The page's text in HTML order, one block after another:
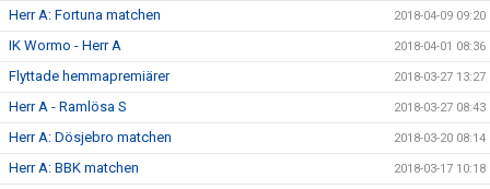
Herr A: Fortuna matchen 2018-04-09 09:20
IK Wormo - Herr A 2018-04-01 08:36
Flyttade hemmapremiärer 2018-03-27 13:27
Herr A - Ramlösa S 2018-03-27 08:43
Herr A: Dösjebro matchen 2018-03-20 08:14
Herr A: BBK matchen 2018-03-17 10:18